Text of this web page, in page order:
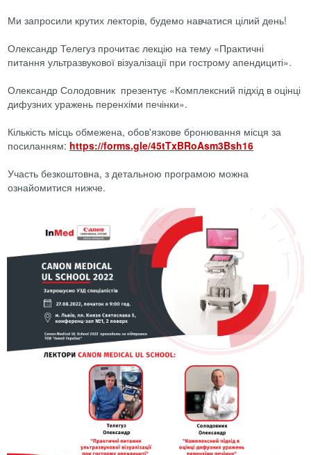
Ми запросили крутих лекторів, будемо навчатися цілий день!
Олександр Телегуз прочитає лекцію на тему «Практичні
питання ультразвукової візуалізації при гострому апендициті».
Олександр Солодовник презентує «Комплексний підхід в оцінці
дифузних уражень перенхіми печінки».
Кількість місць обмежена, обов'язкове бронювання місця за
посиланням: https://forms.gle/45tTxBRoAsm3Bsh16
Участь безкоштовна, з детальною програмою можна
ознайомитися нижче.